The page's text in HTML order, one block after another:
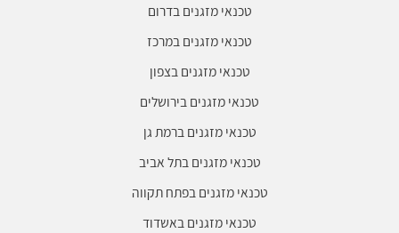
טכנאי מזגנים בדרום
טכנאי מזגנים במרכז
טכנאי מזגנים בצפון
טכנאי מזגנים בירושלים
טכנאי מזגנים ברמת גן
טכנאי מזגנים בתל אביב
טכנאי מזגנים בפתח תקווה
טכנאי מזגנים באשדוד